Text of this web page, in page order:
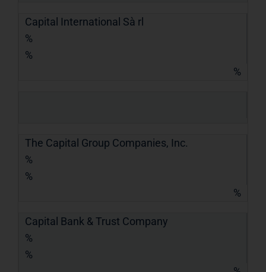
Capital International Sà rl
%
%
%
The Capital Group Companies, Inc.
%
%
%
Capital Bank & Trust Company
%
%